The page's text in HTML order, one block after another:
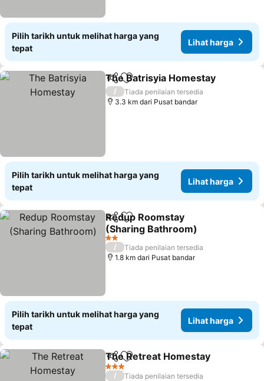
Pilih tarikh untuk melihat harga yang
tepat
Lihat harga
KongsiTambah ke favorit
The Batrisyia Homestay
/
Tiada penilaian tersedia
3.3 km dari Pusat bandar
Pilih tarikh untuk melihat harga yang
tepat
Lihat harga
KongsiTambah ke favorit
Redup Roomstay
(Sharing Bathroom)
2 Bintang
/
Tiada penilaian tersedia
1.8 km dari Pusat bandar
Pilih tarikh untuk melihat harga yang
tepat
Lihat harga
KongsiTambah ke favorit
The Retreat Homestay
3 Bintang
/
Tiada penilaian tersedia